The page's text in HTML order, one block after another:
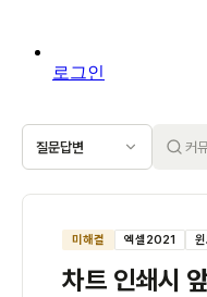
로그인
질문답변
미해결 엑셀2021
차트 인쇄시